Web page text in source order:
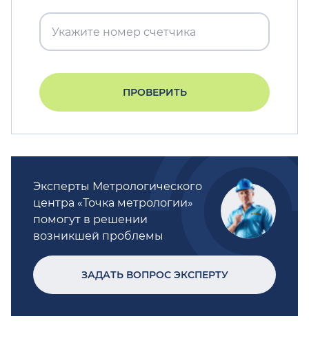
ПРОВЕРИТЬ
Эксперты Метрологического
центра «Точка метрологии»
помогут в решении
возникшей проблемы
ЗАДАТЬ ВОПРОС ЭКСПЕРТУ